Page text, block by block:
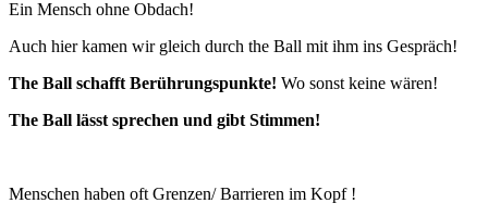
Ein Mensch ohne Obdach!
Auch hier kamen wir gleich durch the Ball mit ihm ins Gespräch!
The Ball schafft Berührungspunkte! Wo sonst keine wären!
The Ball lässt sprechen und gibt Stimmen!
Menschen haben oft Grenzen/ Barrieren im Kopf !